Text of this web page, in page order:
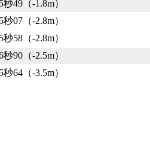
秒49（-1.8m）
秒07（-2.8m）
秒58（-2.8m）
秒90（-2.5m）
秒64（-3.5m）